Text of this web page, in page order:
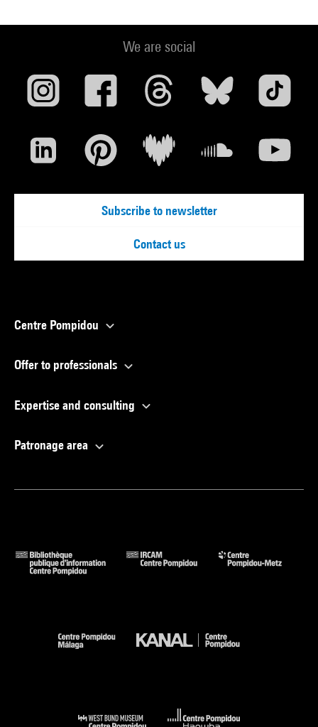
We are social
Subscribe to newsletter
Contact us
Centre Pompidou
Offer to professionals
Expertise and consulting
Patronage area